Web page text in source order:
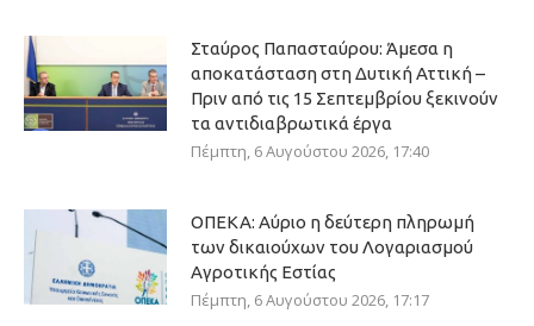
Σταύρος Παπασταύρου: Άμεσα η
αποκατάσταση στη Δυτική Αττική –
Πριν από τις 15 Σεπτεμβρίου ξεκινούν
τα αντιδιαβρωτικά έργα
Πέμπτη, 6 Αυγούστου 2026, 17:40
ΟΠΕΚΑ: Αύριο η δεύτερη πληρωμή
των δικαιούχων του Λογαριασμού
Αγροτικής Εστίας
Πέμπτη, 6 Αυγούστου 2026, 17:17